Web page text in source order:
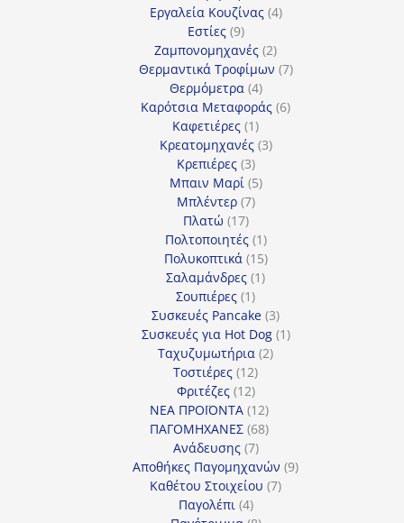
προϊόντα
Εργαλεία Κουζίνας 44
Εστίες 99
προϊόντα
Ζαμπονομηχανές 22
προϊόντα
Θερμαντικά Τροφίμων 77
Θερμόμετρα 44
προϊόντα
Καρότσια Μεταφοράς 66
Καφετιέρες 11
προϊόν
Κρεατομηχανές 33
Κρεπιέρες 33
προϊόντα
Μπαιν Μαρί 55
Μπλέντερ 77
Πλατώ 1717
προϊόντα
Πολτοποιητές 11
προϊόν
Πολυκοπτικά 1515
προϊόντα
Σαλαμάνδρες 11
Σουπιέρες 11
προϊόν
Συσκευές Pancake 33
προϊόντα
Συσκευές για Hot Dog 11
Ταχυζυμωτήρια 22
Τοστιέρες 1212
προϊόντα
Φριτέζες 1212
προϊόντα
ΝΕΑ ΠΡΟΪΟΝΤΑ 1212
προϊόντα
ΠΑΓΟΜΗΧΑΝΕΣ 6868
Ανάδευσης 77
προϊόντα
Αποθήκες Παγομηχανών 99
Καθέτου Στοιχείου 77
Παγολέπι 44